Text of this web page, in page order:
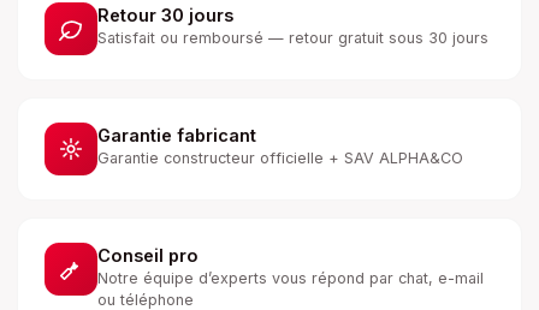
Retour 30 jours
Satisfait ou remboursé — retour gratuit sous 30 jours
Garantie fabricant
Garantie constructeur officielle + SAV ALPHA&CO
Conseil pro
Notre équipe d’experts vous répond par chat, e-mail
ou téléphone